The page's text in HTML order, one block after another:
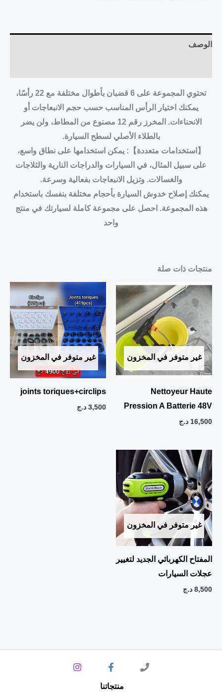
الوصف
تحتوي المجموعة على 6 قضبان بأطوال مختلفة مع 22 رأسًا،
يمكنك اختيار الرأس المناسب حسب حجم الانبعاجات أو
الانحناءات. المخرز رقم 12 مصنوع من المطاط، ولن يضر
بالطلاء الأصلي لسطح السيارة.
【استخدامات متعددة】: يمكن استخدامها على نطاق واسع،
على سبيل المثال، في السيارات والدراجات النارية والثلاجات
والغسالات. وتزيل الانبعاجات بفعالية وسرعة.
يمكنك إصلاح خدوش السيارة بأحجام مختلفة بنفسك باستخدام
هذه المجموعة. احصل على مجموعة كاملة لسيارتك في منتج
واحد
منتجات ذات صلة
غير متوفر في المخزون
Nettoyeur Haute
Pression A Batterie 48V
16,500 د.ج
غير متوفر في المخزون
joints toriques+circlips
3,500 د.ج
غير متوفر في المخزون
المفتاح الكهربائي الجديد لتغيير
عجلات السيارات
8,500 د.ج
منتجاتنا